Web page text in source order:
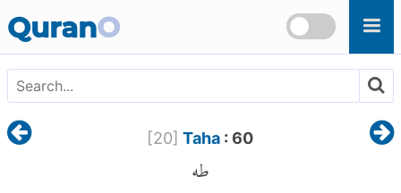
QuranO
[20] Taha : 60
طه